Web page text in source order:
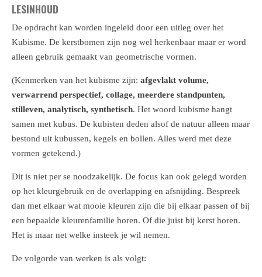
LESINHOUD
De opdracht kan worden ingeleid door een uitleg over het
Kubisme. De kerstbomen zijn nog wel herkenbaar maar er word
alleen gebruik gemaakt van geometrische vormen.
(Kenmerken van het kubisme zijn: afgevlakt volume,
verwarrend perspectief, collage, meerdere standpunten,
stilleven, analytisch, synthetisch. Het woord kubisme hangt
samen met kubus. De kubisten deden alsof de natuur alleen maar
bestond uit kubussen, kegels en bollen. Alles werd met deze
vormen getekend.)
Dit is niet per se noodzakelijk. De focus kan ook gelegd worden
op het kleurgebruik en de overlapping en afsnijding. Bespreek
dan met elkaar wat mooie kleuren zijn die bij elkaar passen of bij
een bepaalde kleurenfamilie horen. Of die juist bij kerst horen.
Het is maar net welke insteek je wil nemen.
De volgorde van werken is als volgt: